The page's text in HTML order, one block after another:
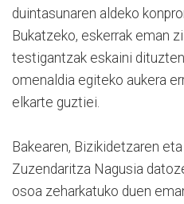
duintasunaren aldeko
Bukatzeko, eskerrak eman
testigantzak eskaini
omenaldia egiteko aukera
elkarte guztiei.
Bakearen, Bizikidetzaren
Zuzendaritza Nagusia
osoa zeharkatuko duen